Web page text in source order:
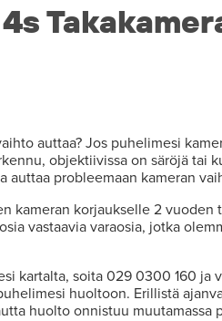
auttaa? Jos puhelimesi
objektiivissa on säröjä tai
auttaa probleemaan kameran
kameran korjaukselle 2 vuoden
vastaavia varaosia, jotka
kartalta, soita 029 0300 160 ja
huoltoon. Erillistä
huolto onnistuu muutamassa